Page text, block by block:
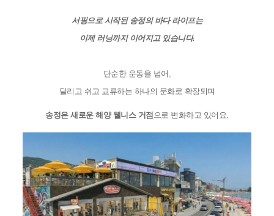
서핑으로 시작된 송정의 바다 라이프는
이제 러닝까지 이어지고 있습니다.
단순한 운동을 넘어,
달리고 쉬고 교류하는 하나의 문화로 확장되며
송정은 새로운 해양 웰니스 거점 으로 변화하고 있어요.